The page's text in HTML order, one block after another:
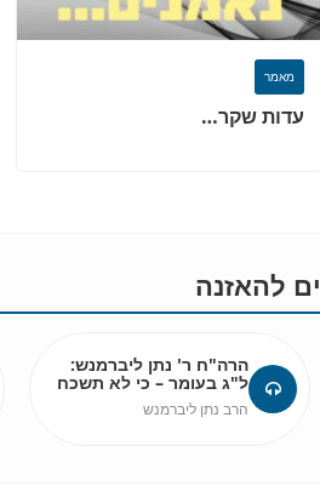
מאמר
עדות שקר…
להאזנה
הרה"ח ר' נתן ליברמנש:
ל"ג בעומר – כי לא תשכח
הרב נתן ליברמנש